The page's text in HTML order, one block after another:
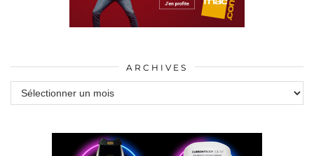
ARCHIVES
Archives